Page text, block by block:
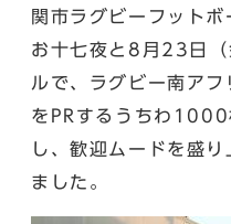
関市ラグビーフット
お十七夜と8月23日（
ルで、ラグビー南ア
をPRするうちわ1000
し、歓迎ムードを盛
ました。